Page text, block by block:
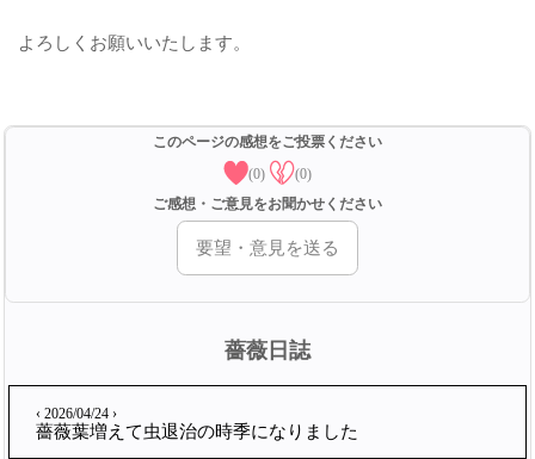
よろしくお願いいたします。
このページの感想をご投票ください
(0)
(0)
ご感想・ご意見をお聞かせください
要望・意見を送る
薔薇日誌
‹ 2026/04/24 ›
薔薇葉増えて虫退治の時季になりました